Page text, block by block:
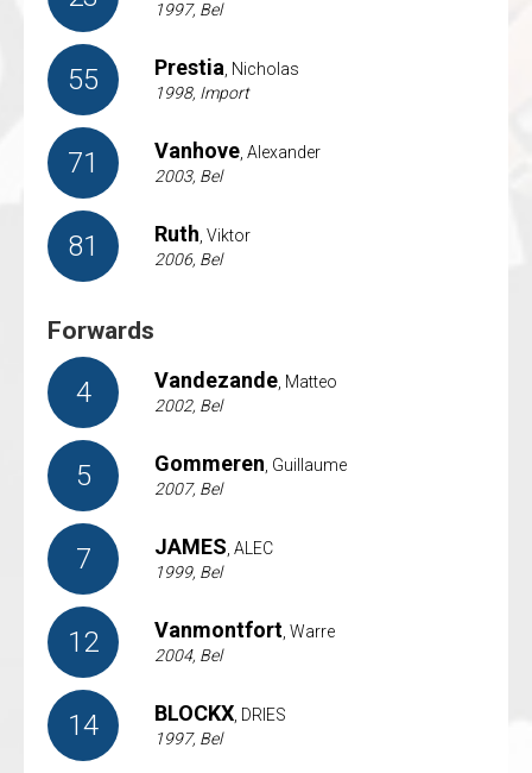
1997, Bel
55 Prestia , Nicholas
1998, Import
71 Vanhove , Alexander
2003, Bel
81 Ruth , Viktor
2006, Bel
Forwards
4 Vandezande , Matteo
2002, Bel
5 Gommeren , Guillaume
2007, Bel
7 JAMES , ALEC
1999, Bel
12 Vanmontfort , Warre
2004, Bel
14 BLOCKX , DRIES
1997, Bel